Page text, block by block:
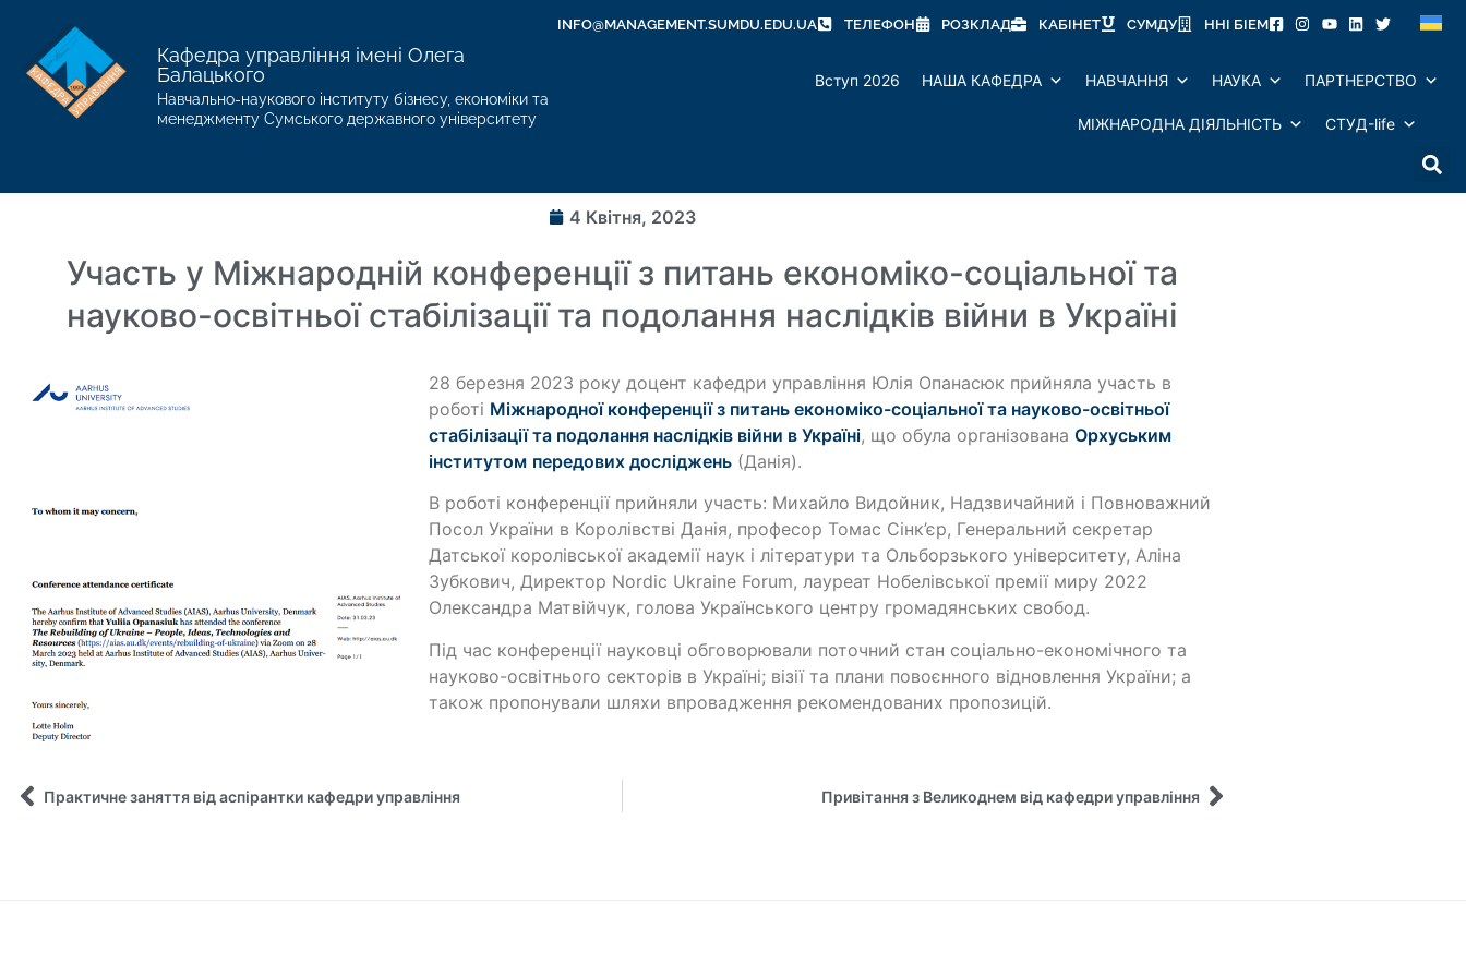
INFO@MANAGEMENT.SUMDU.EDU.UA ТЕЛЕФОН РОЗКЛАД КАБІНЕТ СУМДУ ННІ БІЕМ
Кафедра управління імені Олега
Балацького
Навчально-наукового інституту бізнесу, економіки та
менеджменту Сумського державного університету
Вступ 2026 НАША КАФЕДРА НАВЧАННЯ НАУКА ПАРТНЕРСТВО
МІЖНАРОДНА ДІЯЛЬНІСТЬ СТУД-life
4 Квітня, 2023
Участь у Міжнародній конференції з питань економіко-соціальної та
науково-освітньої стабілізації та подолання наслідків війни в Україні
28 березня 2023 року доцент кафедри управління Юлія Опанасюк прийняла участь в
роботі Міжнародної конференції з питань економіко-соціальної та науково-освітньої
стабілізації та подолання наслідків війни в Україні, що обула організованаОрхуським
інститутом передових досліджень (Данія).
В роботі конференції прийняли участь: Михайло Видойник, Надзвичайний і Повноважний
Посол України в Королівстві Данія, професор Томас Сінк’єр, Генеральний секретар
Датської королівської академії наук і літератури та Ольборзького університету, Аліна
Зубкович, Директор Nordic Ukraine Forum, лауреат Нобелівської премії миру 2022
Олександра Матвійчук, голова Українського центру громадянських свобод.
Під час конференції науковці обговорювали поточний стан соціально-економічного та
науково-освітнього секторів в Україні; візії та плани повоєнного відновлення України; а
також пропонували шляхи впровадження рекомендованих пропозицій.
Практичне заняття від аспірантки кафедри управління Привітання з Великоднем від кафедри управління